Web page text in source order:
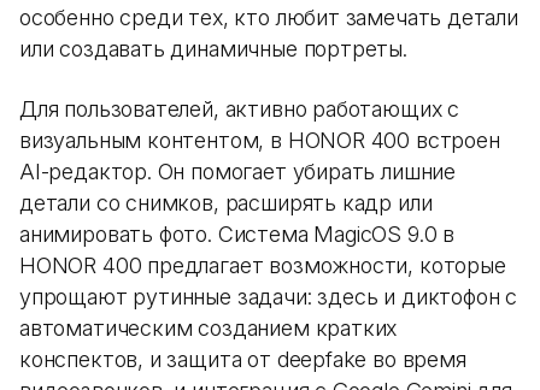
особенно среди тех, кто любит замечать детали
или создавать динамичные портреты.
Для пользователей, активно работающих с
визуальным контентом, в HONOR 400 встроен
AI-редактор. Он помогает убирать лишние
детали со снимков, расширять кадр или
анимировать фото. Система MagicOS 9.0 в
HONOR 400 предлагает возможности, которые
упрощают рутинные задачи: здесь и диктофон с
автоматическим созданием кратких
конспектов, и защита от deepfake во время